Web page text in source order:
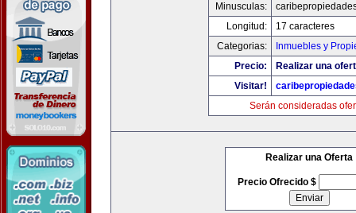
Minusculas:
Longitud:
17 caracteres
Categorias:
Inmuebles y
Precio:
Realizar una
Visitar!
Serán consideradas
Realizar una Oferta
Precio Ofrecido $